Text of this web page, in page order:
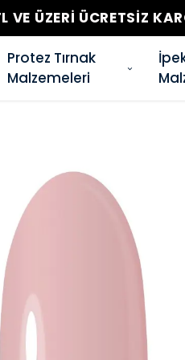
VE ÜZERİ ÜCRETSİZ
Protez Tırnak
Malzemeleri